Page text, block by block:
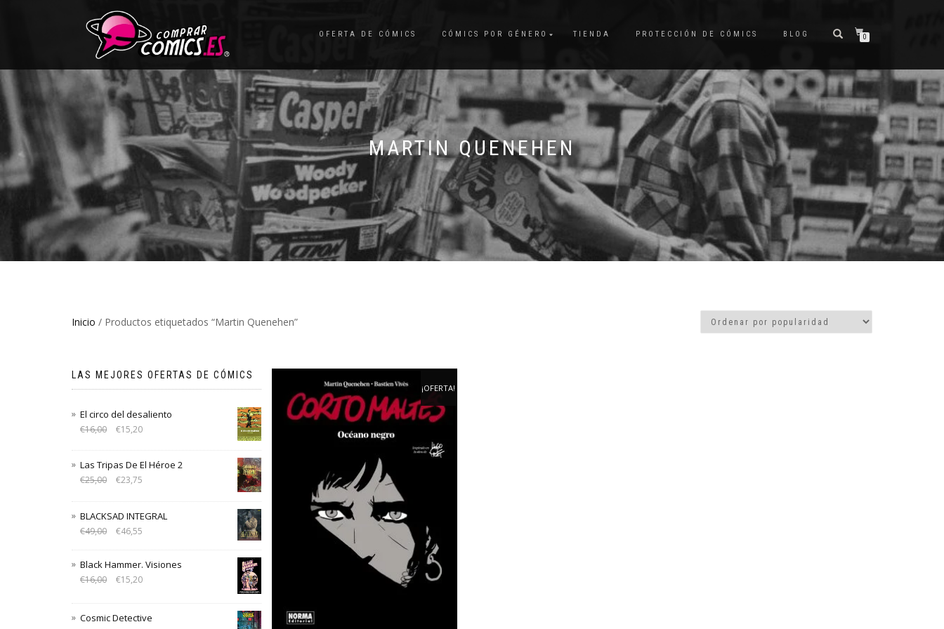
OFERTA DE CÓMICS CÓMICS POR GÉNERO TIENDA PROTECCIÓN DE CÓMICS BLOG 0
MARTIN QUENEHEN
Inicio / Productos etiquetados “Martin Quenehen”
¡OFERTA!
LAS MEJORES OFERTAS DE CÓMICS
El circo del desaliento
€16,00 €15,20
Las Tripas De El Héroe 2
€25,00 €23,75
BLACKSAD INTEGRAL
€49,00 €46,55
Black Hammer. Visiones
€16,00 €15,20
Cosmic Detective